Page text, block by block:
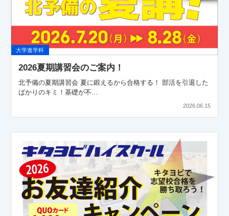
2026夏期講習会のご案内！
大学進学科
北予備の夏期講習会 夏に鍛えるから合格する！ 部活を引退した
ばかりのキミ！基礎が不...
2026.06.15